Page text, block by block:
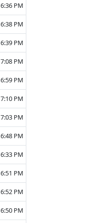
6:36 PM
6:38 PM
6:39 PM
7:08 PM
6:59 PM
7:10 PM
7:03 PM
6:48 PM
6:33 PM
6:51 PM
6:52 PM
6:50 PM